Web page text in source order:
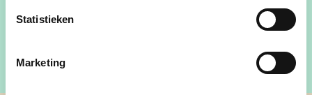
Statistieken
Marketing